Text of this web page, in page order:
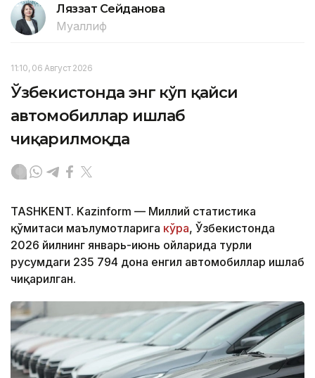
Ляззат Сейданова
Муаллиф
11:10, 06 Август 2026
Ўзбекистонда энг кўп қайси
автомобиллар ишлаб
чиқарилмоқда
TASHKENT. Kazinform — Миллий статистика
қўмитаси маълумотларига кўра, Ўзбекистонда
2026 йилнинг январь-июнь ойларида турли
русумдаги 235 794 дона енгил автомобиллар ишлаб
чиқарилган.